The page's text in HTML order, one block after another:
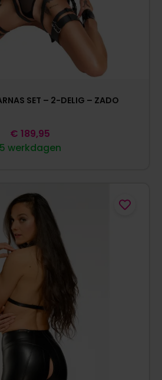
SET – 2-DELIG – ZADO
5 werkdagen
€ 189,95